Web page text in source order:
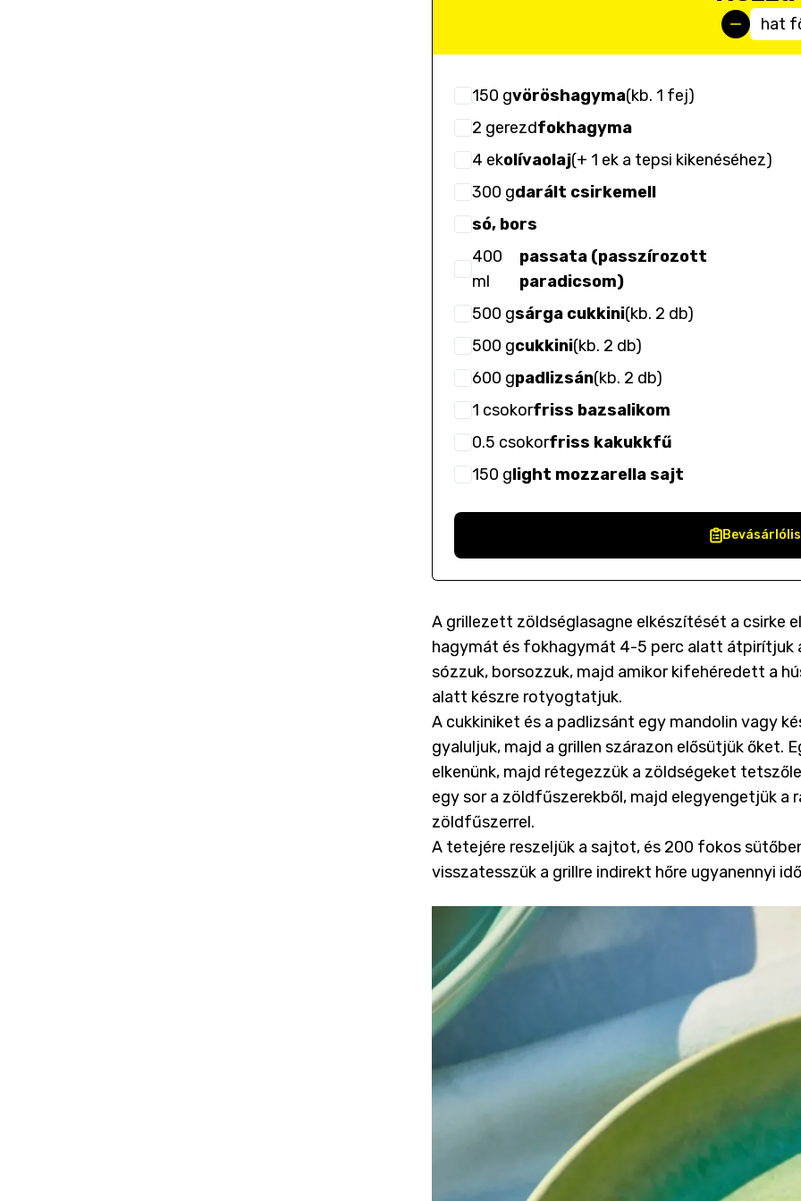
hat
150 gvöröshagyma(kb. 1 fej)
2 gerezdfokhagyma
4 ekolívaolaj(+ 1 ek a tepsi kikenéséhez)
300 gdarált csirkemell
só, bors
400
ml
passata (passzírozott
paradicsom)
500 gsárga cukkini(kb. 2 db)
500 gcukkini(kb. 2 db)
600 gpadlizsán(kb. 2 db)
1 csokorfriss bazsalikom
0.5 csokorfriss kakukkfű
150 glight mozzarella sajt
A grillezett zöldséglasagne elkészítését a csirke
hagymát és fokhagymát 4-5 perc alatt átpirítjuk
sózzuk, borsozzuk, majd amikor kifehéredett a
alatt készre rotyogtatjuk.
A cukkiniket és a padlizsánt egy mandolin vagy
gyaluljuk, majd a grillen szárazon elősütjük őket.
elkenünk, majd rétegezzük a zöldségeket
egy sor a zöldfűszerekből, majd elegyengetjük a
zöldfűszerrel.
A tetejére reszeljük a sajtot, és 200 fokos
visszatesszük a grillre indirekt hőre ugyanennyi